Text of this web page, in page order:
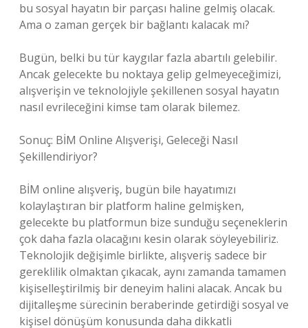
bu sosyal hayatın bir parçası haline gelmiş olacak.
Ama o zaman gerçek bir bağlantı kalacak mı?
Bugün, belki bu tür kaygılar fazla abartılı gelebilir.
Ancak gelecekte bu noktaya gelip gelmeyeceğimizi,
alışverişin ve teknolojiyle şekillenen sosyal hayatın
nasıl evrileceğini kimse tam olarak bilemez.
Sonuç: BİM Online Alışverişi, Geleceği Nasıl
Şekillendiriyor?
BİM online alışveriş, bugün bile hayatımızı
kolaylaştıran bir platform haline gelmişken,
gelecekte bu platformun bize sunduğu seçeneklerin
çok daha fazla olacağını kesin olarak söyleyebiliriz.
Teknolojik değişimle birlikte, alışveriş sadece bir
gereklilik olmaktan çıkacak, aynı zamanda tamamen
kişiselleştirilmiş bir deneyim halini alacak. Ancak bu
dijitalleşme sürecinin beraberinde getirdiği sosyal ve
kişisel dönüşüm konusunda daha dikkatli